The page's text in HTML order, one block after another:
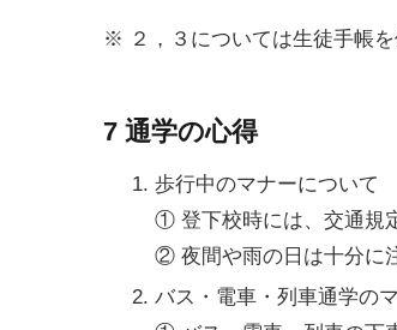
※ ２，３については生徒手帳を
7 通学の心得
歩行中のマナーについて
① 登下校時には、交通規
② 夜間や雨の日は十分に
バス・電車・列車通学の